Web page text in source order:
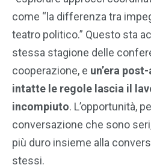
come “la differenza tra
teatro politico.” Questo sta
stessa stagione delle
cooperazione, e un’era
intatte le regole lascia il
incompiuto. L’opportunità,
conversazione che sono
più duro insieme alla
stessi.